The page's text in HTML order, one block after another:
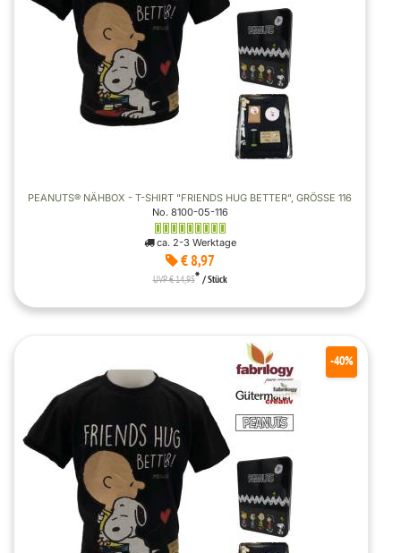
PEANUTS® NÄHBOX - T-SHIRT "FRIENDS HUG BETTER", GRÖSSE 116
No. 8100-05-116
ca. 2-3 Werktage
€ 8,97
UVP € 14,95* / Stück
-40%